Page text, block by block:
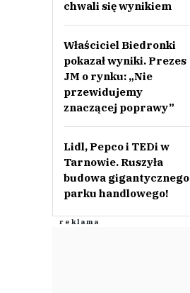
chwali się wynikiem
Właściciel Biedronki
pokazał wyniki. Prezes
JM o rynku: „Nie
przewidujemy
znaczącej poprawy”
Lidl, Pepco i TEDi w
Tarnowie. Ruszyła
budowa gigantycznego
parku handlowego!